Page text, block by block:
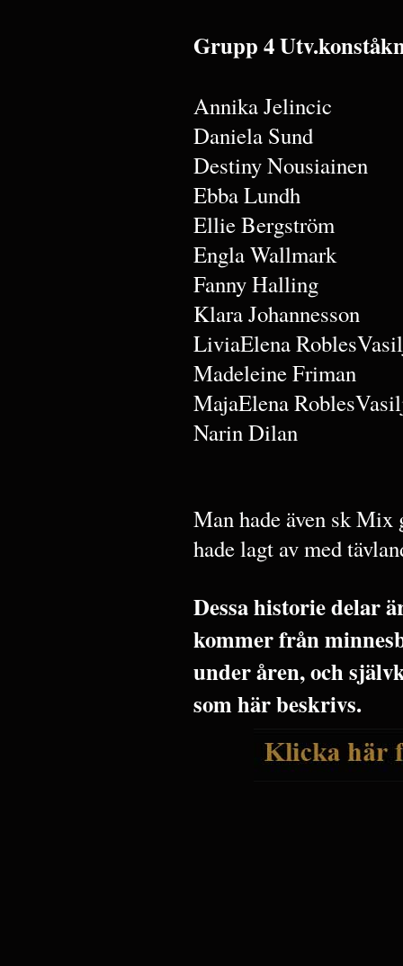
Grupp 4
Annika Jelincic
Daniela Sund
Destiny Nousiainen
Ebba Lundh
Ellie Bergström
Engla Wallmark
Fanny Halling
Klara Johannesson
LiviaElena
Madeleine Friman
MajaElena
Narin Dilan
Man hade även sk Mix
hade lagt av med
Dessa historie delar
kommer från
under åren, och
som här beskrivs.